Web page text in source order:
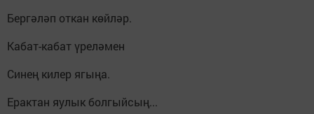
Бергәләп откан көйләр.
Кабат-кабат үреләмен
Синең килер ягыңа.
Ерактан яулык болгыйсың...